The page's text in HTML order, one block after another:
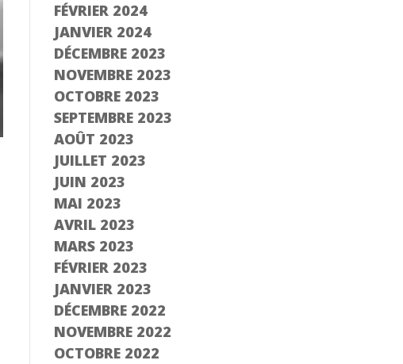
Créer un compte
FÉVRIER 2024
JANVIER 2024
DÉCEMBRE 2023
NOVEMBRE 2023
OCTOBRE 2023
SEPTEMBRE 2023
AOÛT 2023
JUILLET 2023
JUIN 2023
MAI 2023
AVRIL 2023
MARS 2023
FÉVRIER 2023
JANVIER 2023
DÉCEMBRE 2022
NOVEMBRE 2022
OCTOBRE 2022